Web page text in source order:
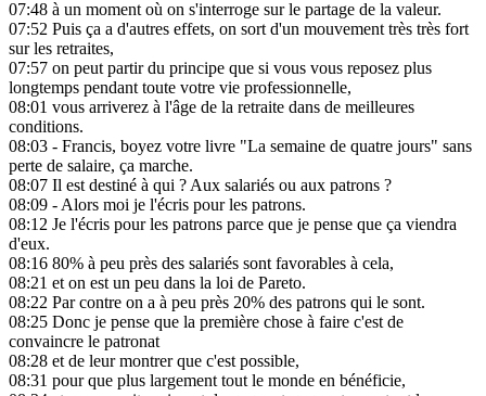
07:48 à un moment où on s'interroge sur le partage de la valeur.
07:52 Puis ça a d'autres effets, on sort d'un mouvement très très fort
sur les retraites,
07:57 on peut partir du principe que si vous vous reposez plus
longtemps pendant toute votre vie professionnelle,
08:01 vous arriverez à l'âge de la retraite dans de meilleures
conditions.
08:03 - Francis, boyez votre livre "La semaine de quatre jours" sans
perte de salaire, ça marche.
08:07 Il est destiné à qui ? Aux salariés ou aux patrons ?
08:09 - Alors moi je l'écris pour les patrons.
08:12 Je l'écris pour les patrons parce que je pense que ça viendra
d'eux.
08:16 80% à peu près des salariés sont favorables à cela,
08:21 et on est un peu dans la loi de Pareto.
08:22 Par contre on a à peu près 20% des patrons qui le sont.
08:25 Donc je pense que la première chose à faire c'est de
convaincre le patronat
08:28 et de leur montrer que c'est possible,
08:31 pour que plus largement tout le monde en bénéficie,